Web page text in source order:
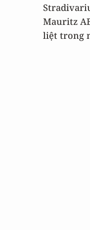
Mauritz
liệt trong